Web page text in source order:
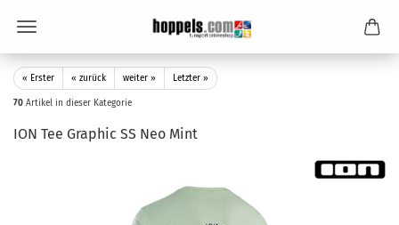
« Erster « zurück weiter » Letzter »
70 Artikel in dieser Kategorie
ION Tee Graphic SS Neo Mint